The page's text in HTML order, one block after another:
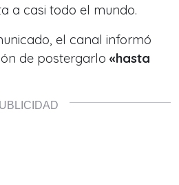
a casi todo el mundo.
el canal informó
de postergarlo «hasta